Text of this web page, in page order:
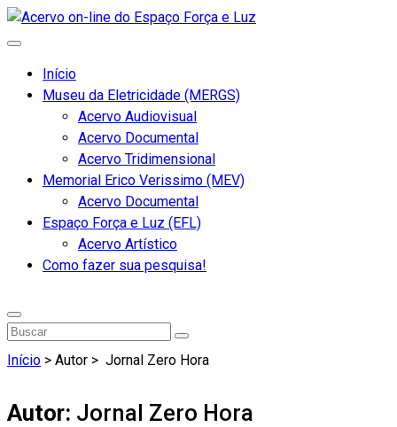
Início
Museu da Eletricidade (MERGS)
Acervo Audiovisual
Acervo Documental
Acervo Tridimensional
Memorial Erico Verissimo (MEV)
Acervo Documental
Espaço Força e Luz (EFL)
Acervo Artístico
Como fazer sua pesquisa!
Início > Autor > Jornal Zero Hora
Autor: Jornal Zero Hora